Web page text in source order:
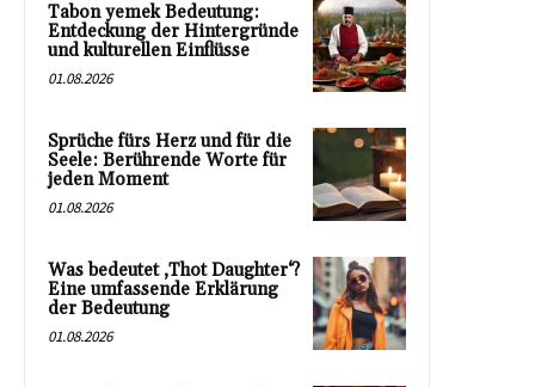
Tabon yemek Bedeutung:
Entdeckung der Hintergründe
und kulturellen Einflüsse
01.08.2026
Sprüche fürs Herz und für die
Seele: Berührende Worte für
jeden Moment
01.08.2026
Was bedeutet ‚Thot Daughter‘?
Eine umfassende Erklärung
der Bedeutung
01.08.2026